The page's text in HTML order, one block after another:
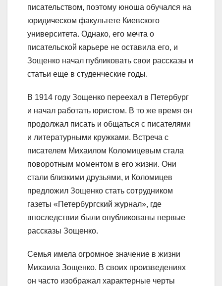
писательством, поэтому юноша обучался на
юридическом факультете Киевского
университета. Однако, его мечта о
писательской карьере не оставила его, и
Зощенко начал публиковать свои рассказы и
статьи еще в студенческие годы.
В 1914 году Зощенко переехал в Петербург
и начал работать юристом. В то же время он
продолжал писать и общаться с писателями
и литературными кружками. Встреча с
писателем Михаилом Коломицевым стала
поворотным моментом в его жизни. Они
стали близкими друзьями, и Коломицев
предложил Зощенко стать сотрудником
газеты «Петербургский журнал», где
впоследствии были опубликованы первые
рассказы Зощенко.
Семья имела огромное значение в жизни
Михаила Зощенко. В своих произведениях
он часто изображал характерные черты